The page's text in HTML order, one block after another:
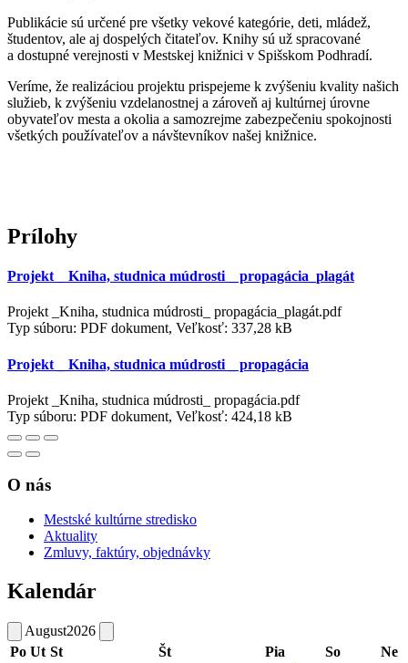
Publikácie sú určené pre všetky vekové kategórie, deti, mládež,
študentov, ale aj dospelých čitateľov. Knihy sú už spracované
a dostupné verejnosti v Mestskej knižnici v Spišskom Podhradí.
Veríme, že realizáciou projektu prispejeme k zvýšeniu kvality našich
služieb, k zvýšeniu vzdelanostnej a zároveň aj kultúrnej úrovne
obyvateľov mesta a okolia a samozrejme zabezpečeniu spokojnosti
všetkých používateľov a návštevníkov našej knižnice.
Prílohy
Projekt _ Kniha, studnica múdrosti _ propagácia_plagát
Projekt _Kniha, studnica múdrosti_ propagácia_plagát.pdf
Typ súboru: PDF dokument, Veľkosť: 337,28 kB
Projekt _ Kniha, studnica múdrosti _ propagácia
Projekt _Kniha, studnica múdrosti_ propagácia.pdf
Typ súboru: PDF dokument, Veľkosť: 424,18 kB
O nás
Mestské kultúrne stredisko
Aktuality
Zmluvy, faktúry, objednávky
Kalendár
August2026
Po Ut St Št Pia So Ne